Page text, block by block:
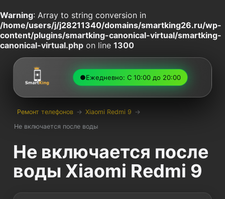
Warning: Array to string conversion in
/home/users/j/j28211340/domains/smartking26.ru/wp-
content/plugins/smartking-canonical-virtual/smartking-
canonical-virtual.php on line 1300
●Ежедневно: С 10:00 до 20:00
Ремонт телефонов → Xiaomi Redmi 9 →
Не включается после воды
Не включается после
воды Xiaomi Redmi 9